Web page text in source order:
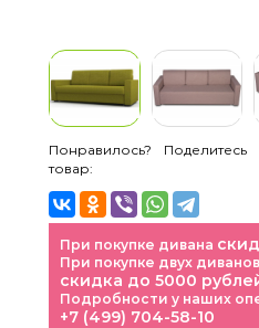
Понравилось?
товар:
При покупке дивана
При покупке двух
скидка до 5000
Подробности у наших
+7 (499) 704-58-10